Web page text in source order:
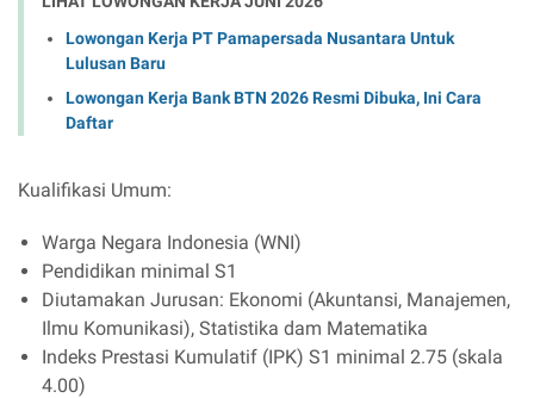
Lowongan Kerja PT Pamapersada Nusantara Untuk
Lulusan Baru
Lowongan Kerja Bank BTN 2026 Resmi Dibuka, Ini Cara
Daftar
Kualifikasi Umum:
Warga Negara Indonesia (WNI)
Pendidikan minimal S1
Diutamakan Jurusan: Ekonomi (Akuntansi, Manajemen,
Ilmu Komunikasi), Statistika dam Matematika
Indeks Prestasi Kumulatif (IPK) S1 minimal 2.75 (skala
4.00)